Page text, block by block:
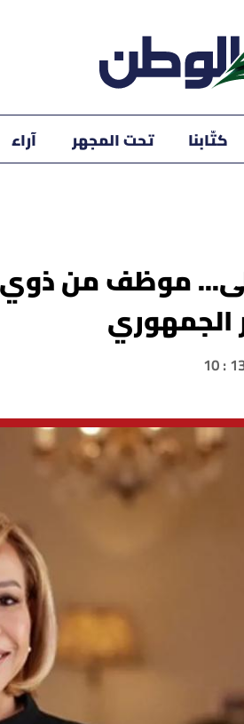
كتّابنا تحت المجهر آراء
موظف من ذوي
الجمهوري